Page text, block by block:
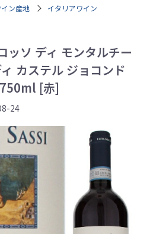
イン産地
イタリアワイン
ッソ ディ モンタルチー
カステル ジョコンド
[赤]
24